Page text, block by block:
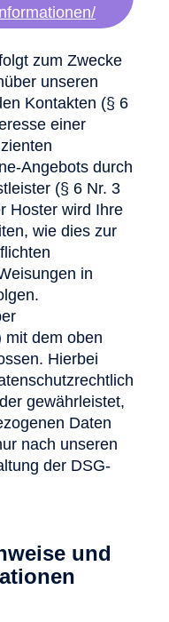
zum Zwecke
unseren
Kontakten (§ 6
einer
Angebots durch
(§ 6 Nr. 3
Hoster wird Ihre
wie dies zur
in
mit dem oben
Hierbei
gewährleistet,
Daten
nach unseren
der DSG-
und